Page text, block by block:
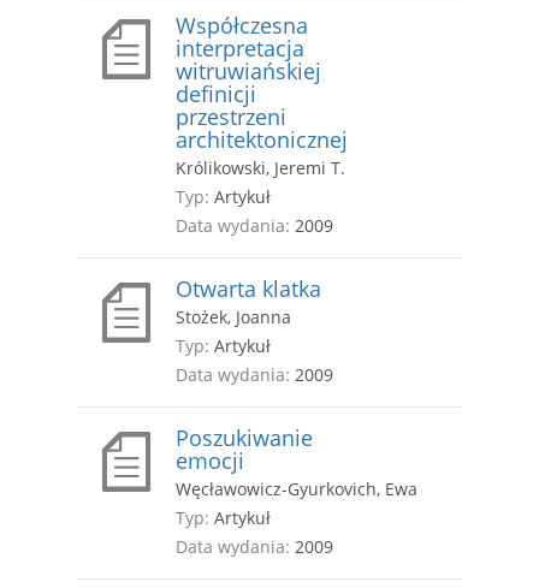
Współczesna
interpretacja
witruwiańskiej
definicji
przestrzeni
architektonicznej
Królikowski, Jeremi T.
Typ: Artykuł
Data wydania: 2009
Otwarta klatka
Stożek, Joanna
Typ: Artykuł
Data wydania: 2009
Poszukiwanie
emocji
Węcławowicz-Gyurkovich, Ewa
Typ: Artykuł
Data wydania: 2009